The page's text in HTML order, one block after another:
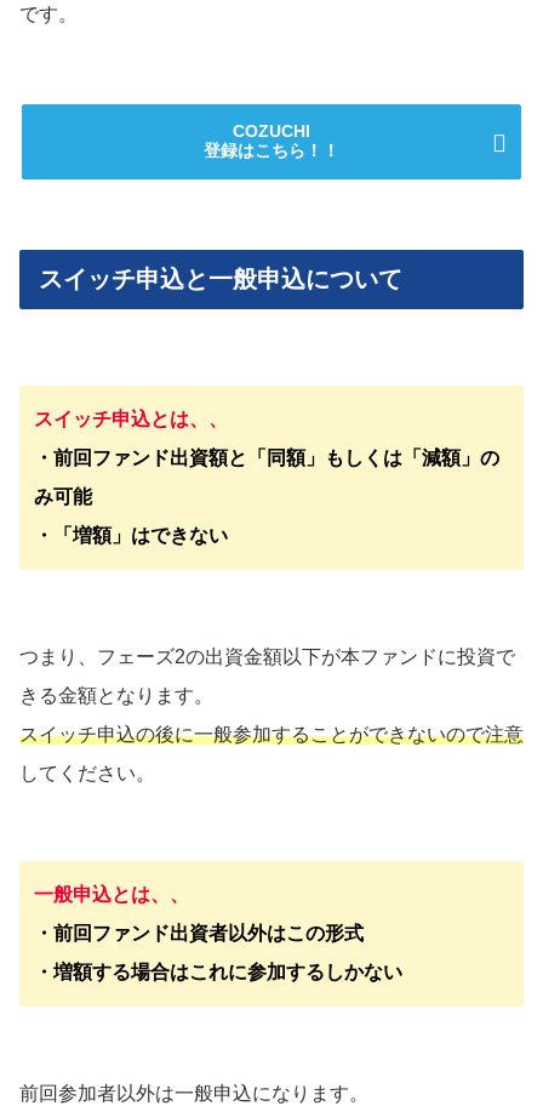
です。
COZUCHI
登録はこちら！！
スイッチ申込と一般申込について
スイッチ申込とは、、
・前回ファンド出資額と「同額」もしくは「減額」の
み可能
・「増額」はできない
つまり、フェーズ2の出資金額以下が本ファンドに投資で
きる金額となります。
スイッチ申込の後に一般参加することができないので注意
してください。
一般申込とは、、
・前回ファンド出資者以外はこの形式
・増額する場合はこれに参加するしかない
前回参加者以外は一般申込になります。